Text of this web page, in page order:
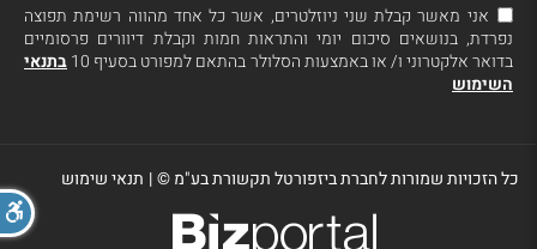
אני מאשר קבלת שני ניוזלטרים, אשר כל אחד מהווה רשימת תפוצה
נפרדת, בנושאים סיכום יומי והתראות חמות וקבלת דיוורים פרסומיים
בדואר אלקטרוני ו/ או באמצעות הסלולר בהתאם למפורט בסעיף 10
בתנאי
השימוש
כל הזכויות שמורות לחברת ביזפורטל תקשורת בע"מ ©| תנאי שימוש